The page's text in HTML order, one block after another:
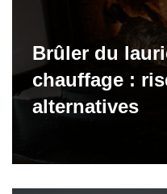
Brûler du
chauffage :
alternatives